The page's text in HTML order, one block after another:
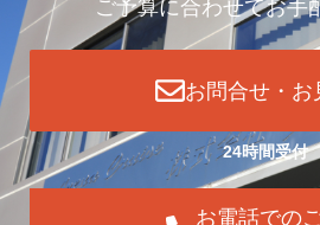
ご予算に合わせてお手
お問合せ・お
24時間受付
お電話での